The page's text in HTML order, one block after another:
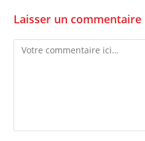
Laisser un commentaire